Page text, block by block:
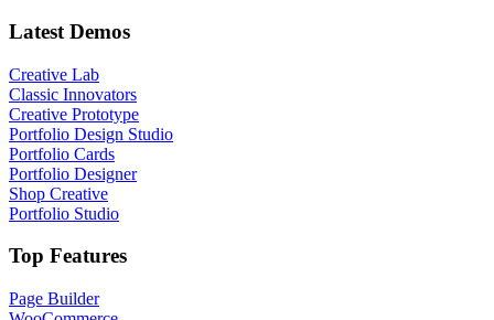
Latest Demos
Creative Lab
Classic Innovators
Creative Prototype
Portfolio Design Studio
Portfolio Cards
Portfolio Designer
Shop Creative
Portfolio Studio
Top Features
Page Builder